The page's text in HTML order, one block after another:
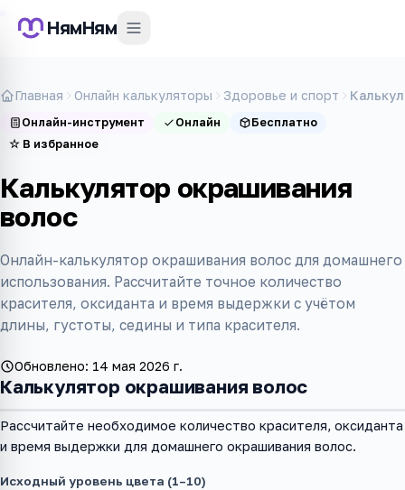
НямНям
Главная Онлайн калькуляторы Здоровье и спорт
Онлайн-инструмент Онлайн
Бесплатно
☆ В избранное
Калькулятор окрашивания
волос
Онлайн-калькулятор окрашивания волос для домашнего
использования. Рассчитайте точное количество
красителя, оксиданта и время выдержки с учётом
длины, густоты, седины и типа красителя.
Обновлено: 14 мая 2026 г.
Калькулятор окрашивания волос
Рассчитайте необходимое количество красителя, оксиданта
и время выдержки для домашнего окрашивания волос.
Исходный уровень цвета (1–10)